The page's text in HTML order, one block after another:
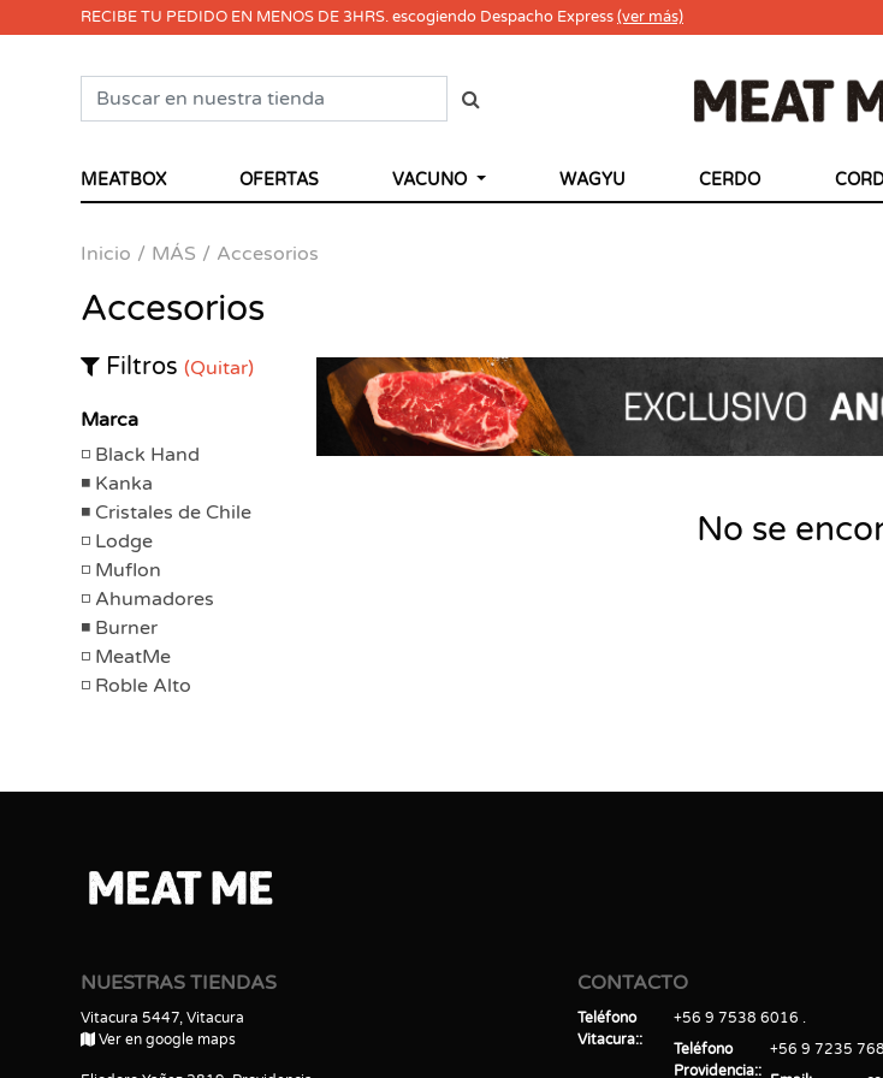
RECIBE TU PEDIDO EN MENOS DE 3HRS. escogiendo Despacho Express(ver más)
MEATBOX OFERTAS VACUNO WAGYU CERDO
Inicio MÁS Accesorios
Accesorios
Filtros (Quitar)
Marca
Black Hand
Kanka
Cristales de Chile
Lodge
Muflon
Ahumadores
Burner
MeatMe
Roble Alto
No se
NUESTRAS TIENDAS
Vitacura 5447, Vitacura
Ver en google maps
CONTACTO
Teléfono
Vitacura:
+56 9 7538 6016
Teléfono
Providencia:
+56 9 7235